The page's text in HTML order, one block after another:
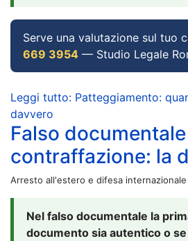
Serve una valutazione sul tuo
669 3954 — Studio Legale
Leggi tutto: Patteggiamento:
davvero
Falso
contraffazione: la
Arresto all'estero e difesa internazionale
Nel falso documentale la
documento sia autentico o